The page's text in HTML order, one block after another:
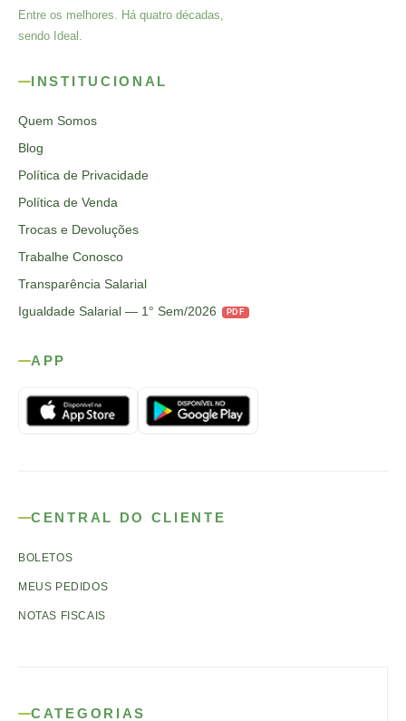
Entre os melhores. Há quatro décadas,
sendo Ideal.
INSTITUCIONAL
Quem Somos
Blog
Política de Privacidade
Política de Venda
Trocas e Devoluções
Trabalhe Conosco
Transparência Salarial
Igualdade Salarial — 1° Sem/2026
PDF
APP
CENTRAL DO CLIENTE
BOLETOS
MEUS PEDIDOS
NOTAS FISCAIS
CATEGORIAS